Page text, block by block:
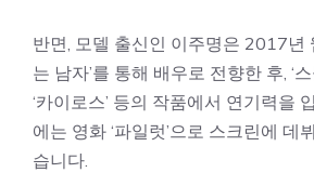
반면, 모델 출신인 이주명은 2017년
는 남자’를 통해 배우로 전향한 후, ‘
‘카이로스’ 등의 작품에서 연기력을
에는 영화 ‘파일럿’으로 스크린에 데
습니다.